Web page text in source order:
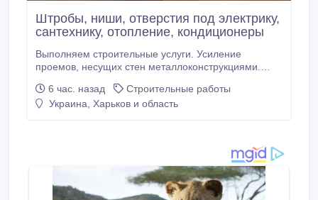
Штробы, ниши, отверстия под электрику,
сантехнику, отопление, кондиционеры
Выполняем строительные услуги. Усиление
проемов, несущих стен металлоконструкциями.
монтажные работы. Закупка, доставка металла для
усиления проемов. Проектирование,
6 час. назад
Строительные работы
Украина, Харьков и область